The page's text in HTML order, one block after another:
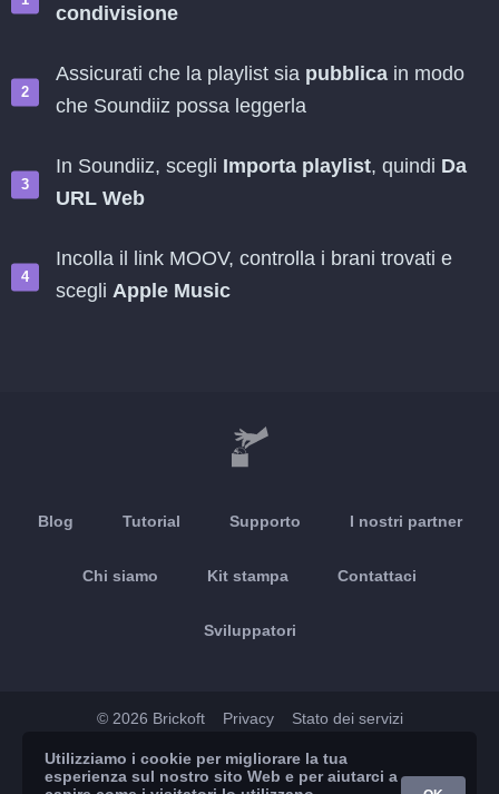
condivisione
Assicurati che la playlist sia pubblica in modo
che Soundiiz possa leggerla
In Soundiiz, scegli Importa playlist, quindi Da
URL Web
Incolla il link MOOV, controlla i brani trovati e
scegli Apple Music
Blog Tutorial Supporto I nostri partner
Chi siamo Kit stampa Contattaci
Sviluppatori
© 2026 Brickoft Privacy Stato dei servizi
App Store Google Play
Utilizziamo i cookie per migliorare la tua
esperienza sul nostro sito Web e per aiutarci a